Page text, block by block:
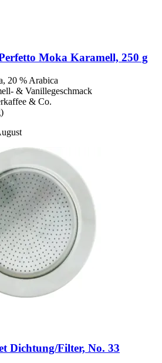
Moka Karamell, 250 g
20 % Arabica
& Vanillegeschmack
& Co.
Dichtung/Filter, No. 33